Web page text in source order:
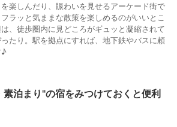
楽しんだり、賑わいを見せるアーケード街で
ラッと気ままな散策を楽しめるのがいいとこ
、徒歩圏内に見どころがギュッと凝縮されて
たり。駅を拠点にすれば、地下鉄やバスに頼
♪
泊まり"の宿をみつけておくと便利